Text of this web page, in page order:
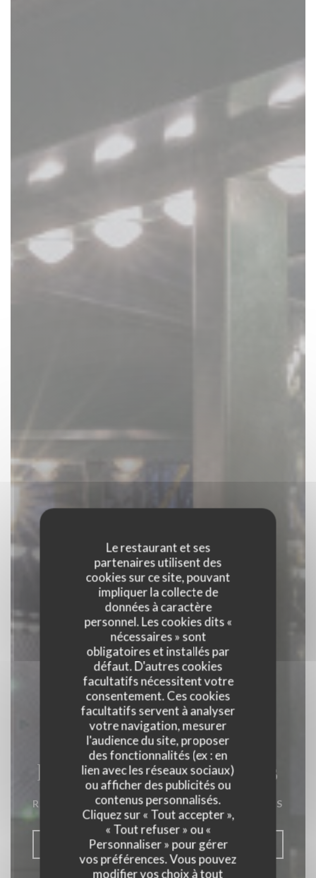
Le restaurant et ses
partenaires utilisent des
cookies sur ce site, pouvant
impliquer la collecte de
données à caractère
personnel. Les cookies dits «
nécessaires » sont
obligatoires et installés par
défaut. D'autres cookies
facultatifs nécessitent votre
consentement. Ces cookies
facultatifs servent à analyser
votre navigation, mesurer
l'audience du site, proposer
des fonctionnalités (ex : en
lien avec les réseaux sociaux)
ou afficher des publicités ou
contenus personnalisés.
Cliquez sur « Tout accepter »,
« Tout refuser » ou «
Personnaliser » pour gérer
vos préférences. Vous pouvez
modifier vos choix à tout
La Closerie des Lilas
RESTAURANT GASTRONOMIQUE PARIS
RÉSERVER